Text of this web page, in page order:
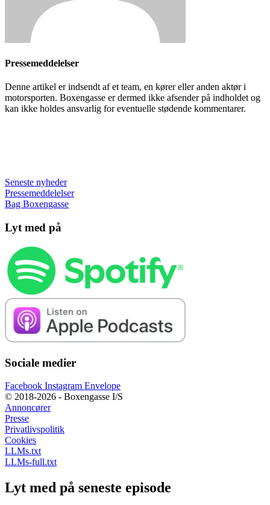
Pressemeddelelser
Denne artikel er indsendt af et team, en kører eller anden aktør i
motorsporten. Boxengasse er dermed ikke afsender på indholdet og
kan ikke holdes ansvarlig for eventuelle stødende kommentarer.
Seneste nyheder
Pressemeddelelser
Bag Boxengasse
Lyt med på
Sociale medier
Facebook Instagram Envelope
© 2018-2026 - Boxengasse I/S
Annoncører
Presse
Privatlivspolitik
Cookies
LLMs.txt
LLMs-full.txt
Lyt med på seneste episode